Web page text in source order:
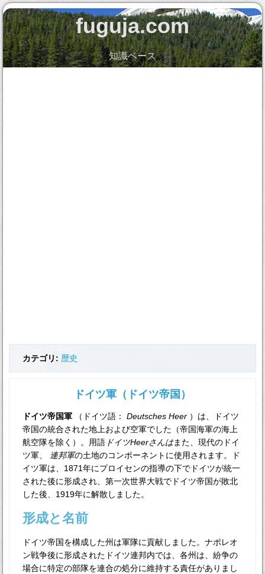
fuguja.com
知識ベース
カテゴリ:歴史
ドイツ軍（ドイツ帝国）
ドイツ帝国軍 （ドイツ語：Deutsches Heer ）は、ドイツ
帝国の統合された地上および空軍でした（帝国海軍の海上
航空隊を除く）。用語 ドイツHeerさんはまた、現代のドイ
ツ軍、 連邦軍の土地のコンポーネントに使用されます。ド
イツ軍は、1871年にプロイセンの指導の下でドイツが統一
された後に形成され、第一次世界大戦でドイツ帝国が敗北
した後、1919年に解散しました。
形成と名前
ドイツ帝国を構成した州は軍隊に貢献しました。ナポレオ
ン戦争後に形成されたドイツ連邦内では、各州は、紛争の
場合に特定の部隊を連合の処分に維持する責任がありまし